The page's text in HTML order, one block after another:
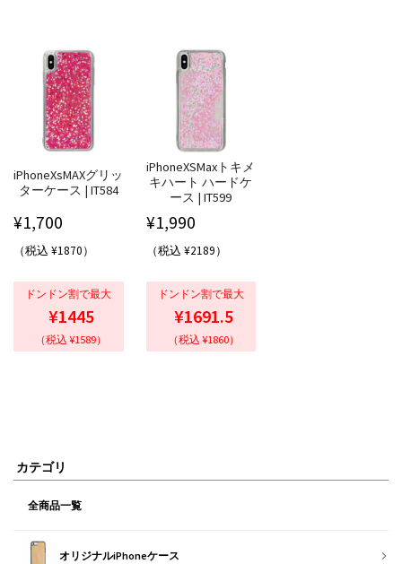
iPhoneXsMAXグリッ
ターケース | IT584
¥1,700
（税込 ¥1870）
ドンドン割で最大
¥1445
（税込 ¥1589）
iPhoneXSMaxトキメ
キハート ハードケ
ース | IT599
¥1,990
（税込 ¥2189）
ドンドン割で最大
¥1691.5
（税込 ¥1860）
カテゴリ
全商品一覧
オリジナルiPhoneケース